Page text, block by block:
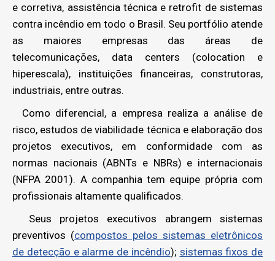
e corretiva, assistência técnica e retrofit de sistemas
contra incêndio em todo o Brasil. Seu portfólio atende
as maiores empresas das áreas de
telecomunicações, data centers (colocation e
hiperescala), instituições financeiras, construtoras,
industriais, entre outras.
Como diferencial, a empresa realiza a análise de
risco, estudos de viabilidade técnica e elaboração dos
projetos executivos, em conformidade com as
normas nacionais (ABNTs e NBRs) e internacionais
(NFPA 2001). A companhia tem equipe própria com
profissionais altamente qualificados.
Seus projetos executivos abrangem sistemas
preventivos (compostos pelos sistemas eletrônicos
de detecção e alarme de incêndio); sistemas fixos de